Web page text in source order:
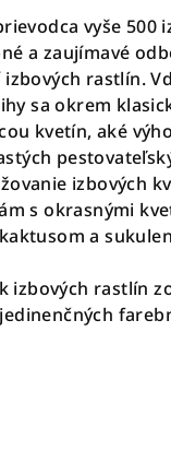
vyše 500
a zaujímavé
rastlín.
sa okrem
kvetín, aké
izbových
s okrasnými
a
izbových rastlín